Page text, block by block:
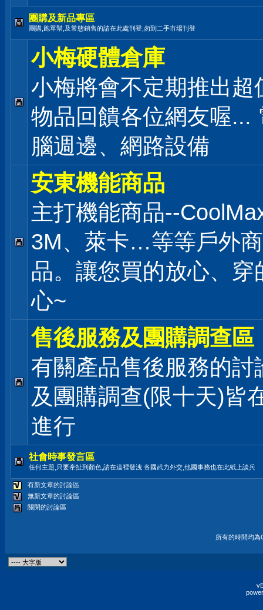
團購及新品專區
團購,跑單幫,及常態銷售的請在此處刊登,勿到二手市場刊登
小梅硬體倉庫
小梅將會不定期推出超
物品回饋各位網友喔...
腦週邊、網路設備
安東機能商品
主打機能商品--
3M、萊卡…等等戶外商
品。讓您買的放心、穿
心~
售後服務及團購調查區
有關產品售後服務的討
及團購調查(限十天)皆
進行
社會時事發言區
任何主題,只要牽扯到顏色,請在這裡發洩 各國武力外交,他國事務也在此紙上談兵
有新文章的討論區
無新文章的討論區
關閉的討論區
所有的時間均為